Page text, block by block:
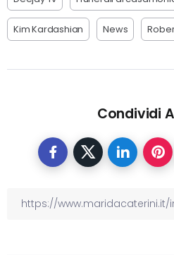
Kim Kardashian News
Condividi